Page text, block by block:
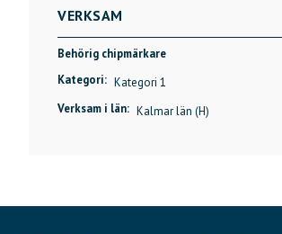
VERKSAM
Behörig chipmärkare
Kategori: Kategori 1
Verksam i län: Kalmar län (H)